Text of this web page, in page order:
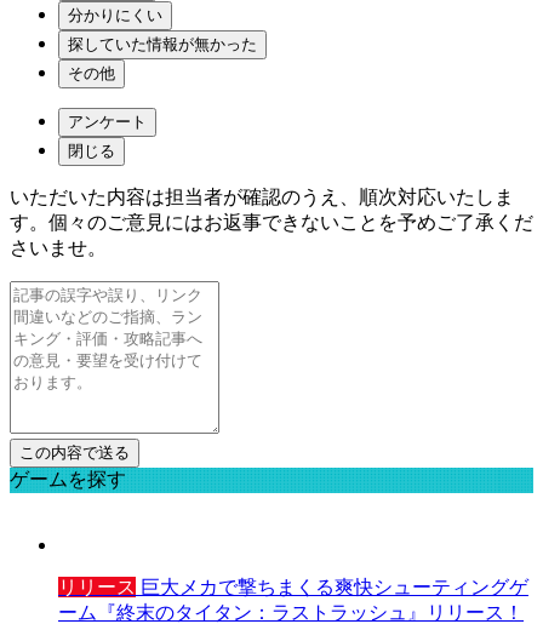
分かりにくい
探していた情報が無かった
その他
アンケート
閉じる
いただいた内容は担当者が確認のうえ、順次対応いたしま
す。個々のご意見にはお返事できないことを予めご了承くだ
さいませ。
ゲームを探す
リリース 巨大メカで撃ちまくる爽快シューティングゲ
ーム『終末のタイタン：ラストラッシュ』リリース！